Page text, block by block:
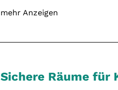
mehr Anzeigen
Sichere Räume für